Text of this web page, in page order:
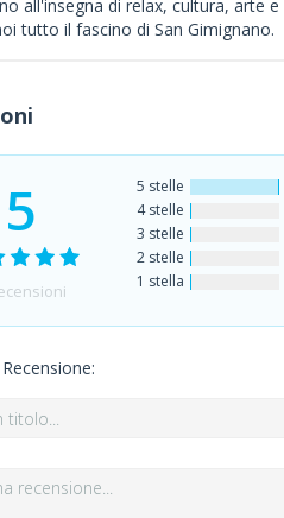
all'insegna di relax, cultura, arte
tutto il fascino di San Gimignano.
5 5 stelle
4 stelle
3 stelle
2 stelle
1 stella